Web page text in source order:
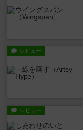
レビュー
レビュー